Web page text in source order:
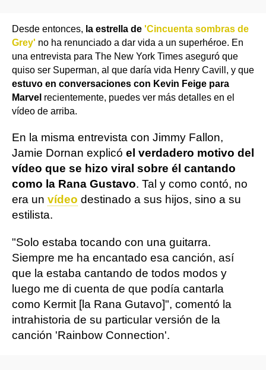
Desde entonces, la estrella de 'Cincuenta sombras de
Grey' no ha renunciado a dar vida a un superhéroe. En
una entrevista para The New York Times aseguró que
quiso ser Superman, al que daría vida Henry Cavill, y que
estuvo en conversaciones con Kevin Feige para
Marvel recientemente, puedes ver más detalles en el
vídeo de arriba.
En la misma entrevista con Jimmy Fallon,
Jamie Dornan explicó el verdadero motivo del
vídeo que se hizo viral sobre él cantando
como la Rana Gustavo. Tal y como contó, no
era un vídeo destinado a sus hijos, sino a su
estilista.
"Solo estaba tocando con una guitarra.
Siempre me ha encantado esa canción, así
que la estaba cantando de todos modos y
luego me di cuenta de que podía cantarla
como Kermit [la Rana Gutavo]", comentó la
intrahistoria de su particular versión de la
canción 'Rainbow Connection'.